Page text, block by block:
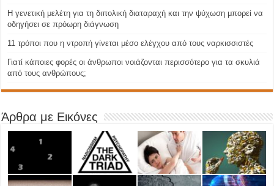
Η γενετική μελέτη για τη διπολική διαταραχή και την ψύχωση μπορεί να
οδηγήσει σε πρόωρη διάγνωση
11 τρόποι που η ντροπή γίνεται μέσο ελέγχου από τους ναρκισσιστές
Γιατί κάποιες φορές οι άνθρωποι νοιάζονται περισσότερο για τα σκυλιά
από τους ανθρώπους;
Άρθρα με Εικόνες